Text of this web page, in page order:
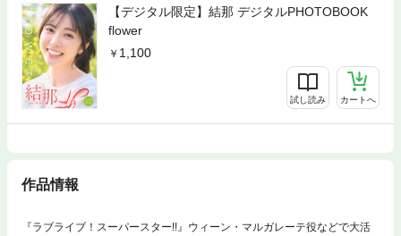
【デジタル限定】結那 デジタルPHOTOBOOK
flower
1,100
試し読み カートへ
作品情報
『ラブライブ！スーパースター!!』ウィーン・マルガレーテ役などで大活